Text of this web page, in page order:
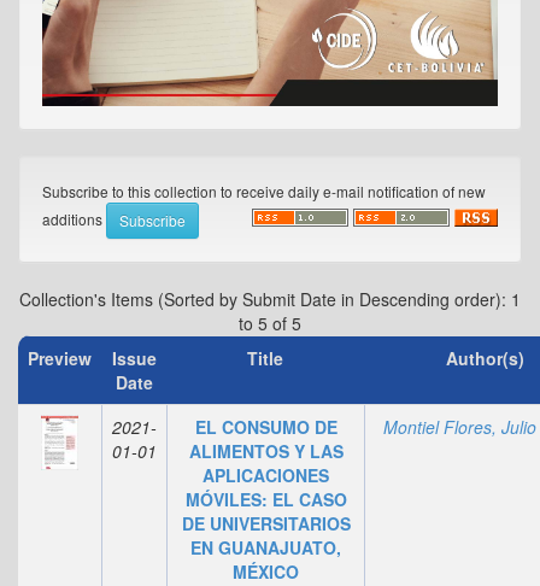
Subscribe to this collection to receive daily e-mail notification of new
additions
Collection's Items (Sorted by Submit Date in Descending order): 1
to 5 of 5
Preview
Issue
Date
Title Author(s)
2021-
01-01
EL CONSUMO DE
ALIMENTOS Y LAS
APLICACIONES
MÓVILES: EL CASO
DE UNIVERSITARIOS
EN GUANAJUATO,
MÉXICO
Montiel Flores,